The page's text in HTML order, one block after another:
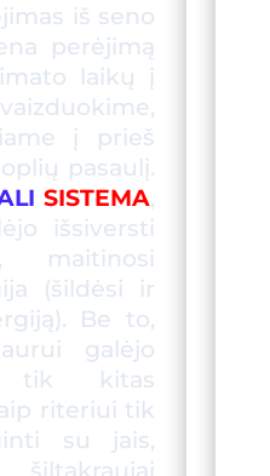
iš seno
perėjimą
laikų į
į prieš
pasaulį.
SISTEMA,
išsiversti
maitinosi
(šildėsi ir
Be to,
galėjo
tik kitas
riteriui tik
su jais,